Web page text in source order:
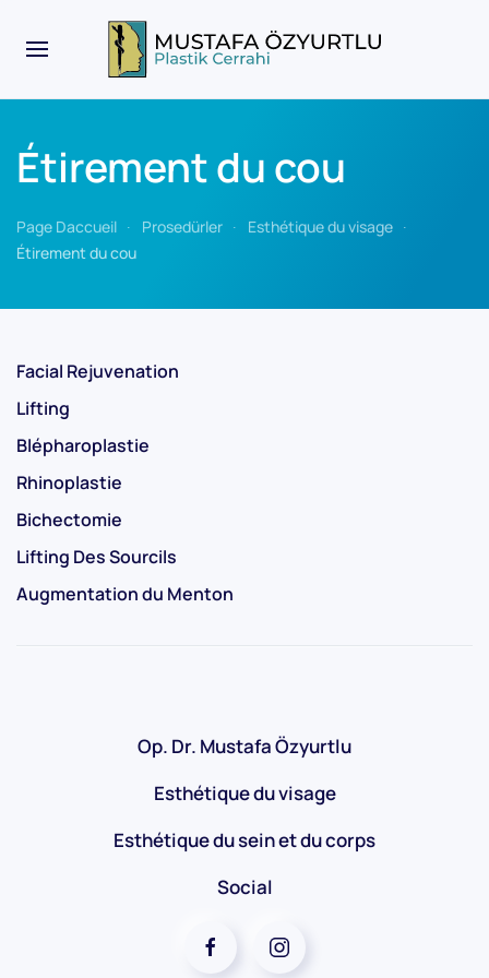
Étirement du cou
Page Daccueil Prosedürler
Esthétique du visage
Étirement du cou
Facial Rejuvenation
Lifting
Blépharoplastie
Rhinoplastie
Bichectomie
Lifting Des Sourcils
Augmentation du Menton
Op. Dr. Mustafa Özyurtlu
Esthétique du visage
Esthétique du sein et du corps
Social